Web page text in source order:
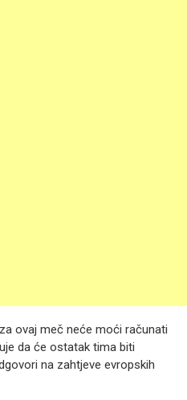
ovaj meč neće moći računati
da će ostatak tima biti
na zahtjeve evropskih